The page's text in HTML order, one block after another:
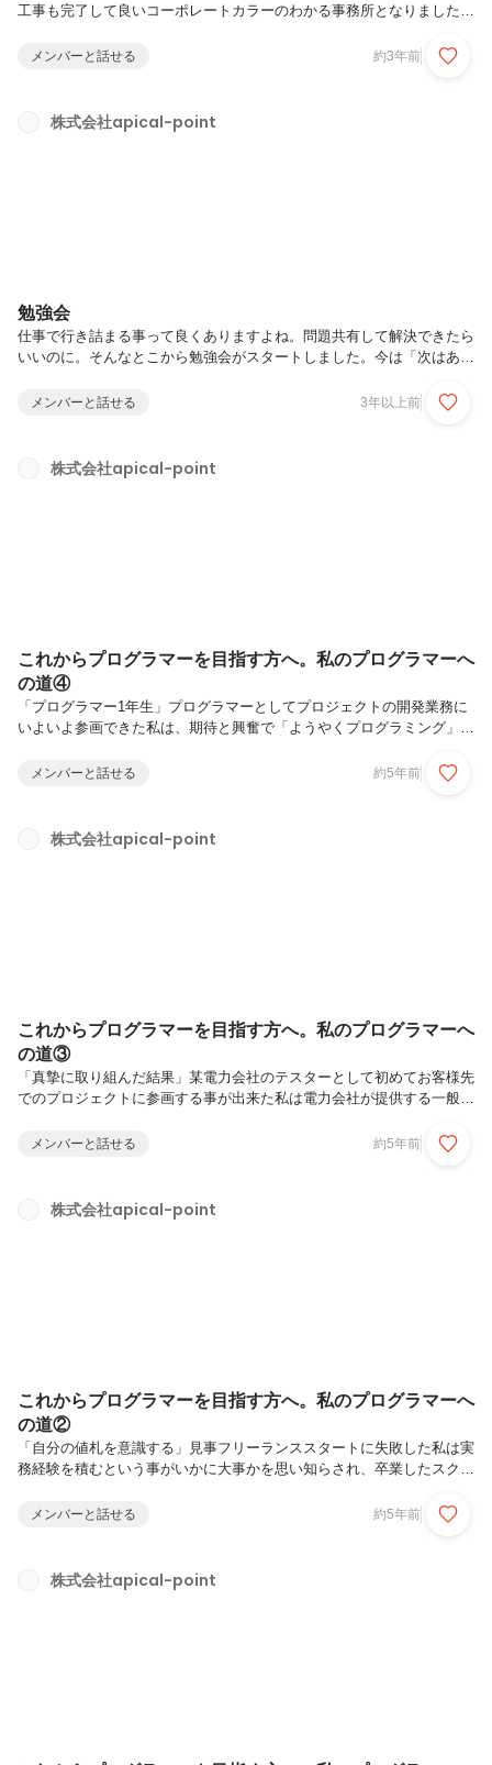
工事も完了して良いコーポレートカラーのわかる事務所となりました。
メンバーと話せる 約3年前
株式会社apical-point
勉強会
仕事で行き詰まる事って良くありますよね。問題共有して解決できたら
いいのに。そんなとこから勉強会がスタートしました。今は「次はあれ
その後は課題をみんなで進めます。最終的には１つアプリケーション作
て皆Mac…。windowsメンバーも増えてほしいね。
メンバーと話せる 3年以上前
株式会社apical-point
これからプログラマーを目指す方へ。私のプログラマーへ
の道④
「プログラマー1年生」プログラマーとしてプロジェクトの開発業務に
いよいよ参画できた私は、期待と興奮で「ようやくプログラミング」だ
しない結果が待ってました。「えっ…何やってるか、全然わからな
た私は初っ端から痛いパンチをもらい、既に不安で一杯になったまし
た。それもそのはず、私は今までプログラムを組んだものと言えば、自
メンバーと話せる 約5年前
株式会社apical-point
これからプログラマーを目指す方へ。私のプログラマーへ
の道③
「真摯に取り組んだ結果」某電力会社のテスターとして初めてお客様先
でのプロジェクトに参画する事が出来た私は電力会社が提供する一般ユ
のはあまりなく、ブラウザ毎の見た目や動きに差異がないかテスト仕様
ラマーさんへ持っていき、修正依頼をして、修正後は再びテストする事
を繰り返す。テスターの私はソースコードを見せてもらえる立場ではあ
メンバーと話せる 約5年前
株式会社apical-point
これからプログラマーを目指す方へ。私のプログラマーへ
の道②
「自分の値札を意識する」見事フリーランススタートに失敗した私は実
務経験を積むという事がいかに大事かを思い知らされ、卒業したスクー
あれば、面談へ行ってました。お客様先の面談は就職活動の面接とは違
開発業務を経験してますが、ここでは「客先での開発業務」を求められ
るため、私の持っている経験は使い物にならず、なかなか面談に受かり
メンバーと話せる 約5年前
株式会社apical-point